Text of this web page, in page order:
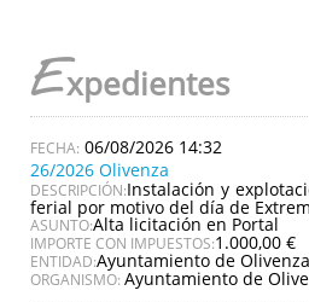
Expedientes
06/08/2026 14:32
26/2026 Olivenza
DESCRIPCIÓN:Instalación y
ferial por motivo del día de
ASUNTO:Alta licitación en Portal
IMPORTE CON IMPUESTOS:1.000,00 €
ENTIDAD:Ayuntamiento de Olivenza
ORGANISMO: Ayuntamiento de